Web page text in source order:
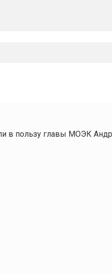
в пользу главы МОЭК